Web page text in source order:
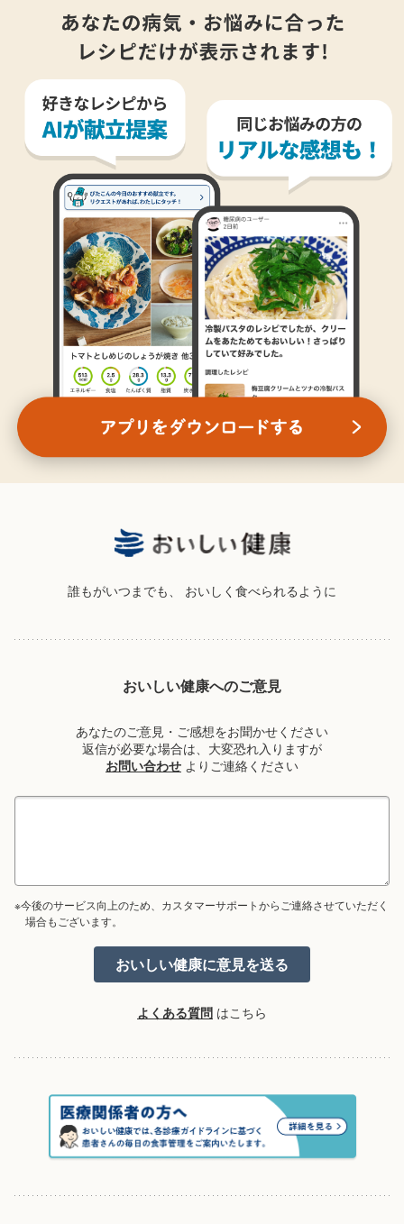
誰もがいつまでも、 おいしく食べられるように
おいしい健康へのご意見
あなたのご意見・ご感想をお聞かせください
返信が必要な場合は、大変恐れ入りますが
お問い合わせ よりご連絡ください
※今後のサービス向上のため、カスタマーサポートからご連絡させていただく
場合もございます。
よくある質問 はこちら